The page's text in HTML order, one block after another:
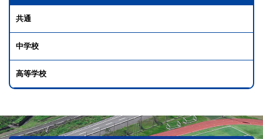
共通
中学校
高等学校